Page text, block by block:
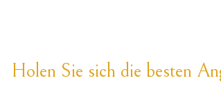
Holen Sie sich die besten